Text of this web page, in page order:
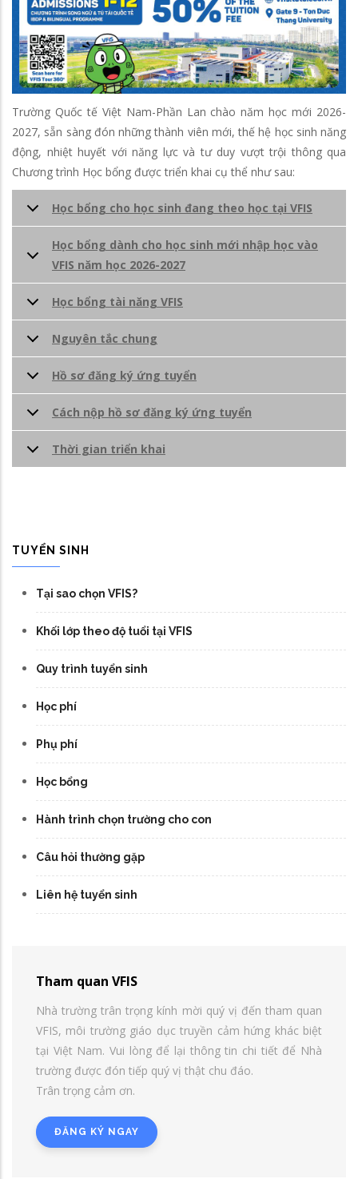
Trường Quốc tế Việt Nam-Phần Lan chào năm học mới 2026-
2027, sẵn sàng đón những thành viên mới, thế hệ học sinh năng
động, nhiệt huyết với năng lực và tư duy vượt trội thông qua
Chương trình Học bổng được triển khai cụ thể như sau:
Học bổng cho học sinh đang theo học tại VFIS
Học bổng dành cho học sinh mới nhập học vào
VFIS năm học 2026-2027
Học bổng tài năng VFIS
Nguyên tắc chung
Hồ sơ đăng ký ứng tuyển
Cách nộp hồ sơ đăng ký ứng tuyển
Thời gian triển khai
TUYỂN SINH
Tại sao chọn VFIS?
Khối lớp theo độ tuổi tại VFIS
Quy trình tuyển sinh
Học phí
Phụ phí
Học bổng
Hành trình chọn trường cho con
Câu hỏi thường gặp
Liên hệ tuyển sinh
Tham quan VFIS
Nhà trường trân trọng kính mời quý vị đến tham quan
VFIS, môi trường giáo dục truyền cảm hứng khác biệt
tại Việt Nam. Vui lòng để lại thông tin chi tiết để Nhà
trường được đón tiếp quý vị thật chu đáo.
Trân trọng cảm ơn.
ĐĂNG KÝ NGAY